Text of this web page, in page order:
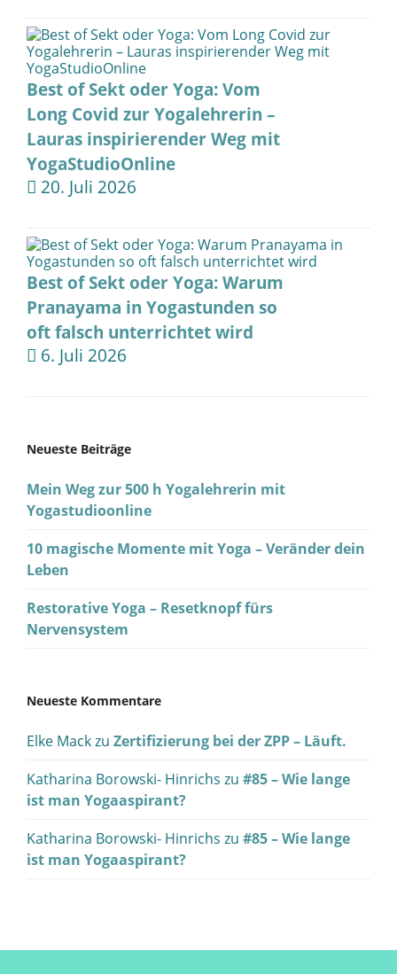
Best of Sekt oder Yoga: Vom
Long Covid zur Yogalehrerin –
Lauras inspirierender Weg mit
YogaStudioOnline
20. Juli 2026
Best of Sekt oder Yoga: Warum
Pranayama in Yogastunden so
oft falsch unterrichtet wird
6. Juli 2026
Neueste Beiträge
Mein Weg zur 500 h Yogalehrerin mit
Yogastudioonline
10 magische Momente mit Yoga – Veränder dein
Leben
Restorative Yoga – Resetknopf fürs
Nervensystem
Neueste Kommentare
Elke Mackzu Zertifizierung bei der ZPP – Läuft.
Katharina Borowski- Hinrichs zu #85 – Wie lange
ist man Yogaaspirant?
Katharina Borowski- Hinrichs zu #85 – Wie lange
ist man Yogaaspirant?